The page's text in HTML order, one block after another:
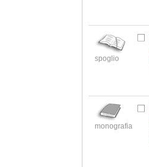
spoglio
monografia